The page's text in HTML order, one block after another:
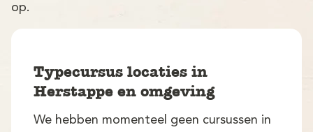
op.
Typecursus locaties in
Herstappe en omgeving
We hebben momenteel geen cursussen in